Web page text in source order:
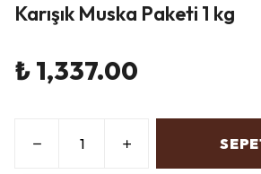
Karışık Muska Paketi 1 kg
₺ 1,337.00